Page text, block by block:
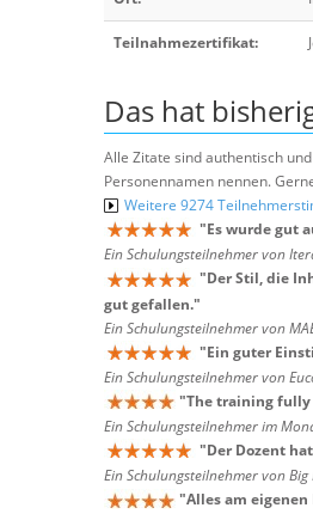
Teilnahmezertifikat:
Das hat
Alle Zitate sind authentisch
Personennamen nennen.
Weitere 9274
"Es wurde gut
Ein Schulungsteilnehmer von
"Der Stil, die
gut gefallen."
Ein Schulungsteilnehmer von
"Ein guter
Ein Schulungsteilnehmer von
"The training
Ein Schulungsteilnehmer im
"Der Dozent
Ein Schulungsteilnehmer von
"Alles am